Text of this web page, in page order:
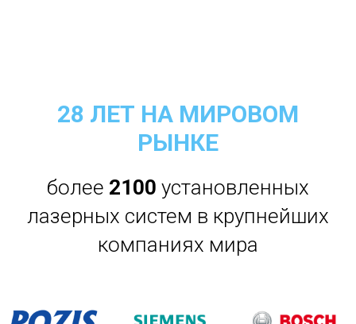
28 ЛЕТ НА МИРОВОМ
РЫНКЕ
более 2100 установленных
лазерных систем в крупнейших
компаниях мира